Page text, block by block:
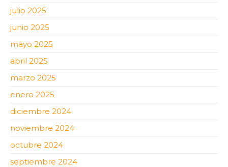
julio 2025
junio 2025
mayo 2025
abril 2025
marzo 2025
enero 2025
diciembre 2024
noviembre 2024
octubre 2024
septiembre 2024